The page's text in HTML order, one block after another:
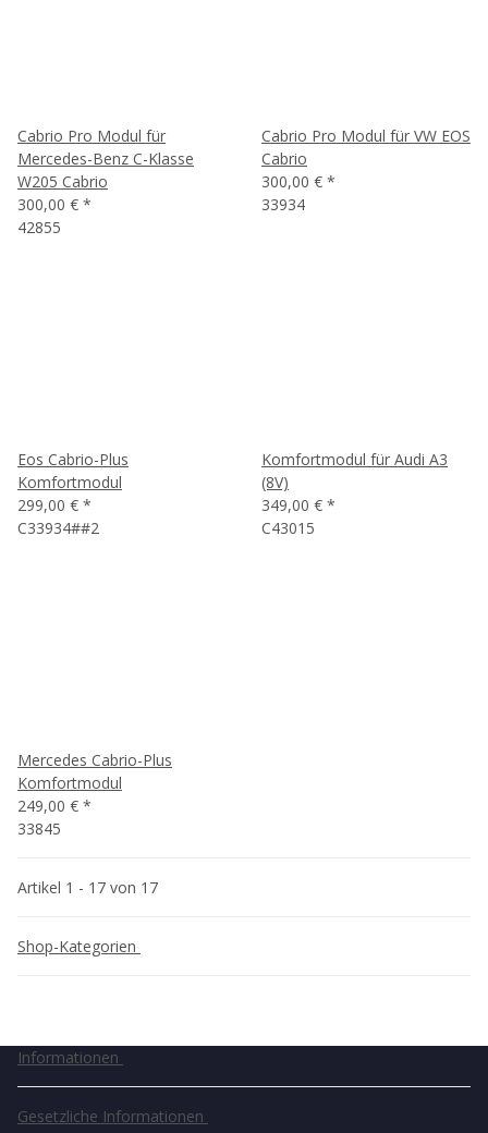
Cabrio Pro Modul für
Mercedes-Benz C-Klasse
W205 Cabrio
300,00 € *
42855
Cabrio Pro Modul für VW EOS
Cabrio
300,00 € *
33934
Eos Cabrio-Plus
Komfortmodul
299,00 € *
C33934##2
Komfortmodul für Audi A3
(8V)
349,00 € *
C43015
Mercedes Cabrio-Plus
Komfortmodul
249,00 € *
33845
Artikel 1 - 17 von 17
Shop-Kategorien
Informationen
Gesetzliche Informationen